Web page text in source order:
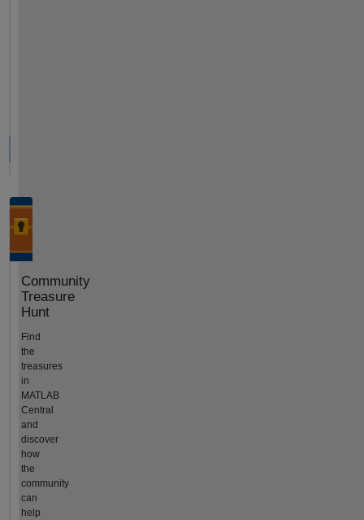
Community
Treasure
Hunt
Find
the
treasures
in
MATLAB
Central
and
discover
how
the
community
can
help